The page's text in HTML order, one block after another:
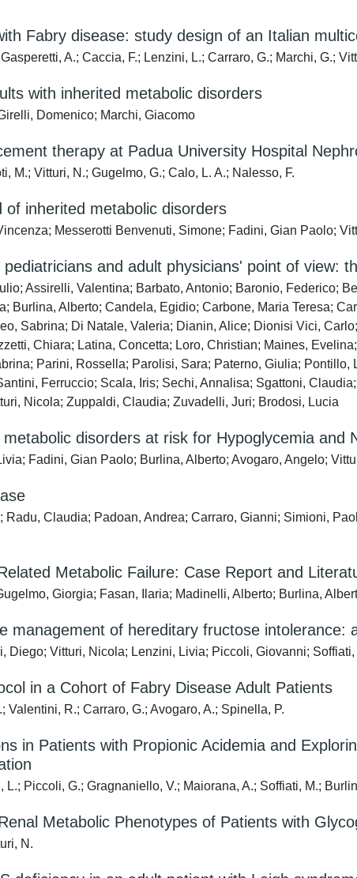
Fabry disease: study design of an Italian
A.; Caccia, F.; Lenzini, L.; Carraro, G.; Marchi, G.;
with inherited metabolic disorders
Domenico; Marchi, Giacomo
therapy at Padua University Hospital
M.; Vitturi, N.; Gugelmo, G.; Calo, L. A.; Nalesso, F.
inherited metabolic disorders
Messerotti Benvenuti, Simone; Fadini, Gian Paolo;
and adult physicians' point of view:
Assirelli, Valentina; Barbato, Antonio; Baronio, Federico;
Burlina, Alberto; Candela, Egidio; Carbone, Maria Teresa;
Sabrina; Di Natale, Valeria; Dianin, Alice; Dionisi Vici,
Chiara; Latina, Concetta; Loro, Christian; Maines,
Parini, Rossella; Parolisi, Sara; Paterno, Giulia; Pontillo,
Ferruccio; Scala, Iris; Sechi, Annalisa; Sgattoni,
Nicola; Zuppaldi, Claudia; Zuvadelli, Juri; Brodosi, Lucia
disorders at risk for Hypoglycemia and
Fadini, Gian Paolo; Burlina, Alberto; Avogaro, Angelo;
Claudia; Padoan, Andrea; Carraro, Gianni; Simioni,
Metabolic Failure: Case Report and
Giorgia; Fasan, Ilaria; Madinelli, Alberto; Burlina,
of hereditary fructose intolerance:
Vitturi, Nicola; Lenzini, Livia; Piccoli, Giovanni;
in a Cohort of Fabry Disease Adult Patients
R.; Carraro, G.; Avogaro, A.; Spinella, P.
in Patients with Propionic Acidemia and
Piccoli, G.; Gragnaniello, V.; Maiorana, A.; Soffiati, M.;
Metabolic Phenotypes of Patients with
N.